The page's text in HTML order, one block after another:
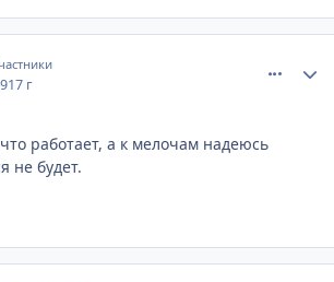
17 г
работает, а к мелочам надеюсь
не будет.